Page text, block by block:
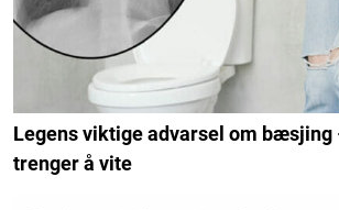
Legens viktige advarsel om bæsjing
trenger å vite